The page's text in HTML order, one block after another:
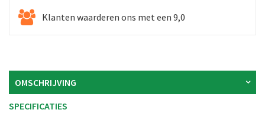
Klanten waarderen ons met een 9,0
OMSCHRIJVING
SPECIFICATIES